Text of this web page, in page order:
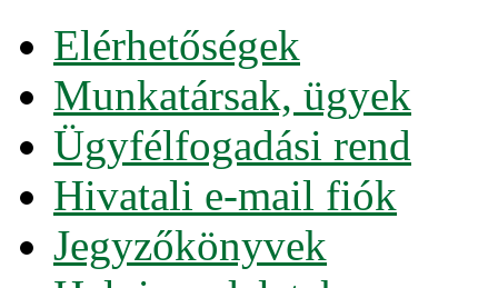
Elérhetőségek
Munkatársak, ügyek
Ügyfélfogadási rend
Hivatali e-mail fiók
Jegyzőkönyvek